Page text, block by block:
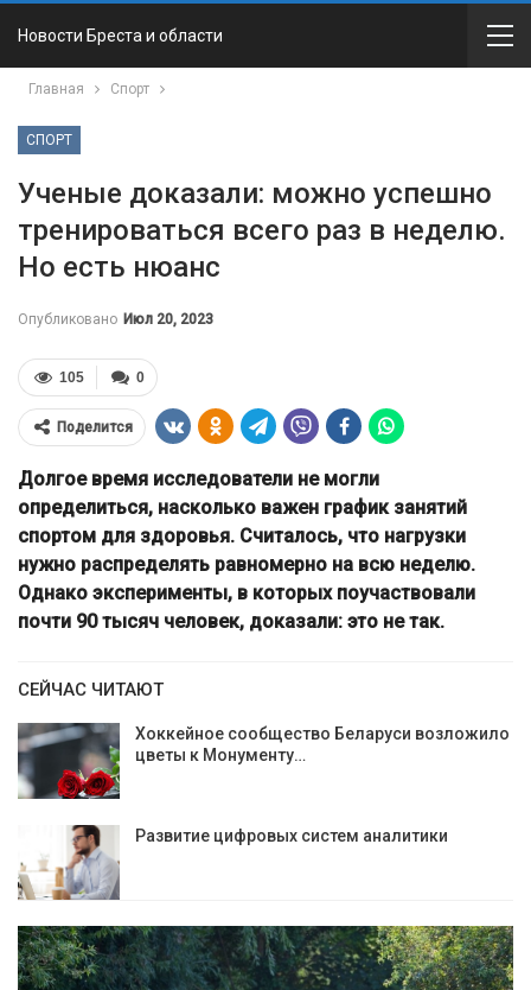
Новости Бреста и области
Главная Спорт
СПОРТ
Ученые доказали: можно успешно
тренироваться всего раз в неделю.
Но есть нюанс
Опубликовано Июл 20, 2023
0
105
Поделится
Долгое время исследователи не могли
определиться, насколько важен график занятий
спортом для здоровья. Считалось, что нагрузки
нужно распределять равномерно на всю неделю.
Однако эксперименты, в которых поучаствовали
почти 90 тысяч человек, доказали: это не так.
СЕЙЧАС ЧИТАЮТ
Хоккейное сообщество Беларуси возложило
цветы к Монументу…
Развитие цифровых систем аналитики